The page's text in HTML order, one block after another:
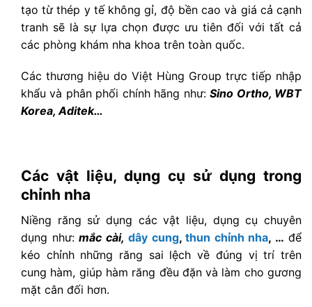
tạo từ thép y tế không gỉ, độ bền cao và giá cả cạnh
tranh sẽ là sự lựa chọn được ưu tiên đối với tất cả
các phòng khám nha khoa trên toàn quốc.
Các thương hiệu do Việt Hùng Group trực tiếp nhập
khẩu và phân phối chính hãng như:Sino Ortho, WBT
Korea, Aditek…
Các vật liệu, dụng cụ sử dụng trong
chỉnh nha
Niềng răng sử dụng các vật liệu, dụng cụ chuyên
dụng như: mắc cài, dây cung, thun chỉnh nha, … để
kéo chỉnh những răng sai lệch về đúng vị trí trên
cung hàm, giúp hàm răng đều đặn và làm cho gương
mặt cân đối hơn.